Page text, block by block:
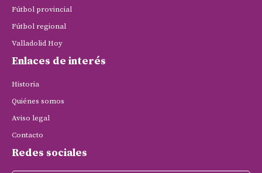
Fútbol provincial
Fútbol regional
Valladolid Hoy
Enlaces de interés
Historia
Quiénes somos
Aviso legal
Contacto
Redes sociales